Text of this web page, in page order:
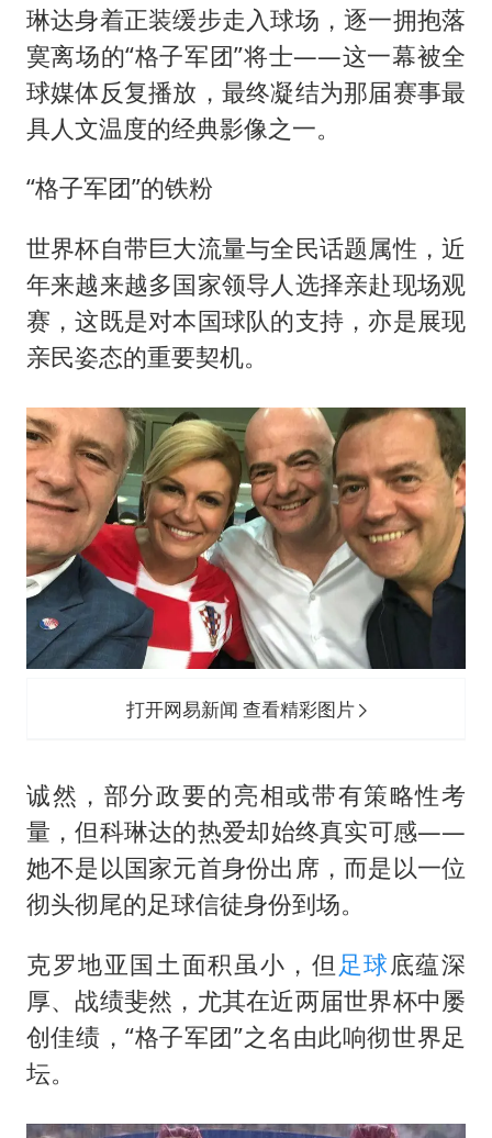
琳达身着正装缓步走入球场，逐一拥抱落
寞离场的“格子军团”将士——这一幕被全
球媒体反复播放，最终凝结为那届赛事最
具人文温度的经典影像之一。
“格子军团”的铁粉
世界杯自带巨大流量与全民话题属性，近
年来越来越多国家领导人选择亲赴现场观
赛，这既是对本国球队的支持，亦是展现
亲民姿态的重要契机。
打开网易新闻 查看精彩图片
诚然，部分政要的亮相或带有策略性考
量，但科琳达的热爱却始终真实可感——
她不是以国家元首身份出席，而是以一位
彻头彻尾的足球信徒身份到场。
克罗地亚国土面积虽小，但 足球底蕴深
厚、战绩斐然，尤其在近两届世界杯中屡
创佳绩，“格子军团”之名由此响彻世界足
坛。